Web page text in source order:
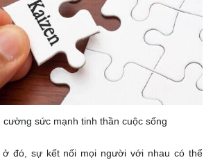
cường sức mạnh tinh thần cuộc sống
ở đó, sự kết nối mọi người với nhau có thể